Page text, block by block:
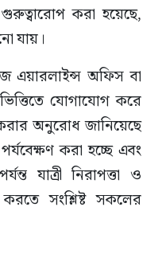
করা হয়েছে,
যায়।
এয়ারলাইন্স অফিস বা
যোগাযোগ করে
করার অনুরোধ জানিয়েছে
করা হচ্ছে এবং
যাত্রী নিরাপত্তা ও
সংশ্লিষ্ট সকলের